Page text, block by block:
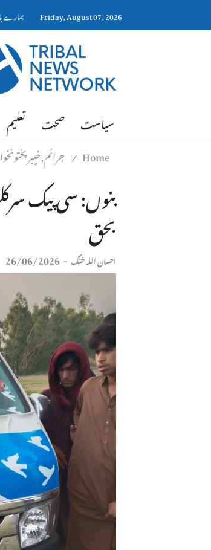
Friday, August 07, 2026 ہمارے
سیاست صحت تعلیم
Home
/ جرائم,خیبر
بحق
احسان اللہ خٹک -
26/06/2026